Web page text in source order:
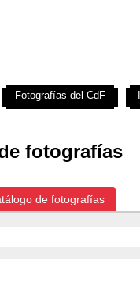
fotografías
de fotografías
Fotografías del CdF